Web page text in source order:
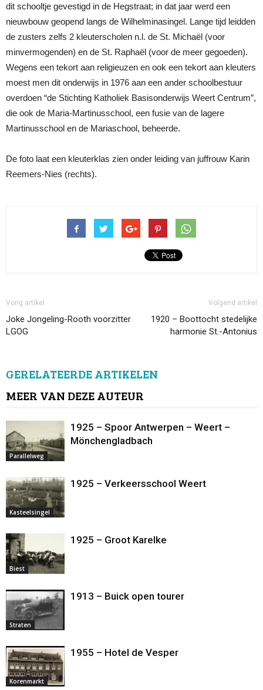
dit schooltje gevestigd in de Hegstraat; in dat jaar werd een
nieuwbouw geopend langs de Wilhelminasingel. Lange tijd leidden
de zusters zelfs 2 kleuterscholen n.l. de St. Michaël (voor
minvermogenden) en de St. Raphaël (voor de meer gegoeden).
Wegens een tekort aan religieuzen en ook een tekort aan kleuters
moest men dit onderwijs in 1976 aan een ander schoolbestuur
overdoen “de Stichting Katholiek Basisonderwijs Weert Centrum”,
die ook de Maria-Martinusschool, een fusie van de lagere
Martinusschool en de Mariaschool, beheerde.
De foto laat een kleuterklas zien onder leiding van juffrouw Karin
Reemers-Nies (rechts).
Vorig artikel
Joke Jongeling-Rooth voorzitter
LGOG
Volgend artikel
1920 – Boottocht stedelijke
harmonie St.-Antonius
GERELATEERDE ARTIKELEN
MEER VAN DEZE AUTEUR
Parallelweg
1925 – Spoor Antwerpen – Weert –
Mönchengladbach
Kasteelsingel
1925 – Verkeersschool Weert
Biest
1925 – Groot Karelke
Straten
1913 – Buick open tourer
Korenmarkt
1955 – Hotel de Vesper